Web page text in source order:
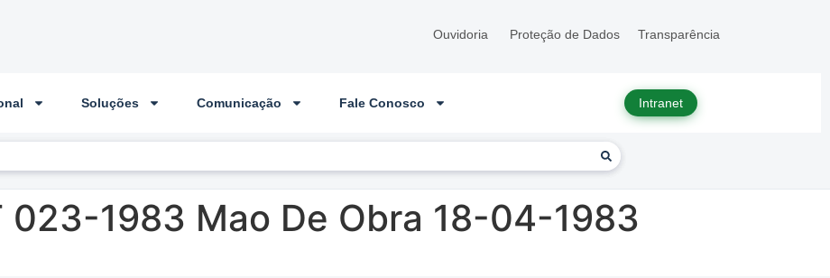
Ouvidoria Proteção de Dados Transparência
Soluções Comunicação Fale Conosco Intranet
023-1983 Mao De Obra 18-04-1983